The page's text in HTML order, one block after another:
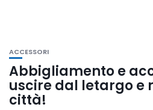
ACCESSORI
Abbigliamento e
uscire dal letargo e
città!